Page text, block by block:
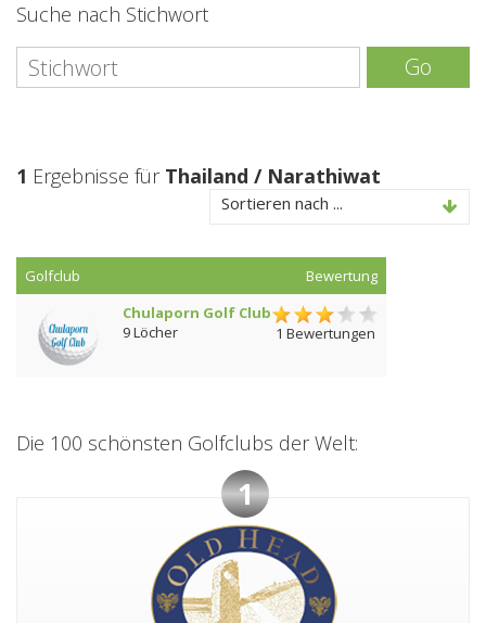
Suche nach Stichwort
Go
1 Ergebnisse für Thailand / Narathiwat
Sortieren nach ...
Golfclub
Bewertung
Chulaporn Golf Club
9 Löcher
1 Bewertungen
Die 100 schönsten Golfclubs der Welt:
1